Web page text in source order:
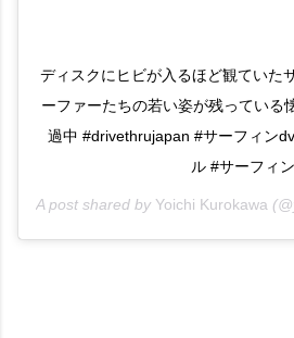
ディスクにヒビが入るほど観ていた
ーファーたちの若い姿が残っている
過中 #drivethrujapan #サーフィン
ル #サーフィン
A post shared by Yoichi Kurokawa